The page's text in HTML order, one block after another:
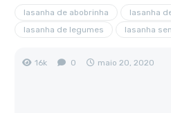
lasanha de abobrinha
lasanha
lasanha de legumes
lasanha
16k 0 maio 20, 2020